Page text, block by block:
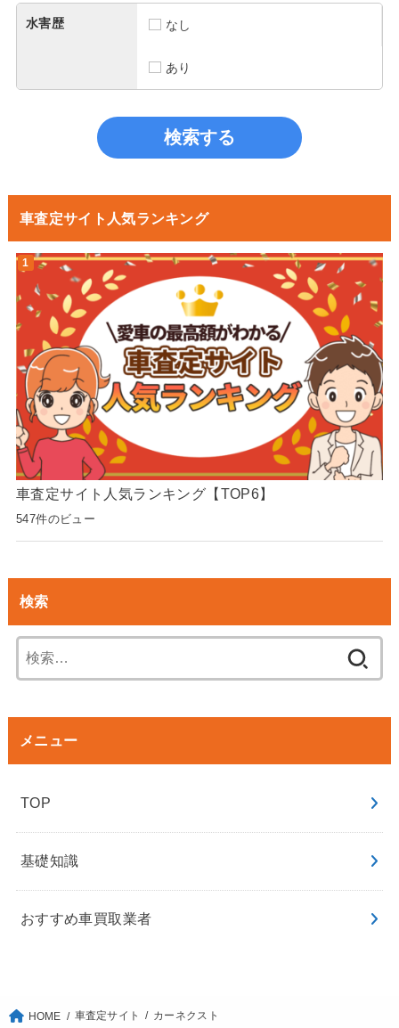
水害歴 なし
あり
車査定サイト人気ランキング
車査定サイト人気ランキング【TOP6】
547件のビュー
検索
メニュー
TOP
基礎知識
おすすめ車買取業者
HOME 車査定サイト カーネクスト